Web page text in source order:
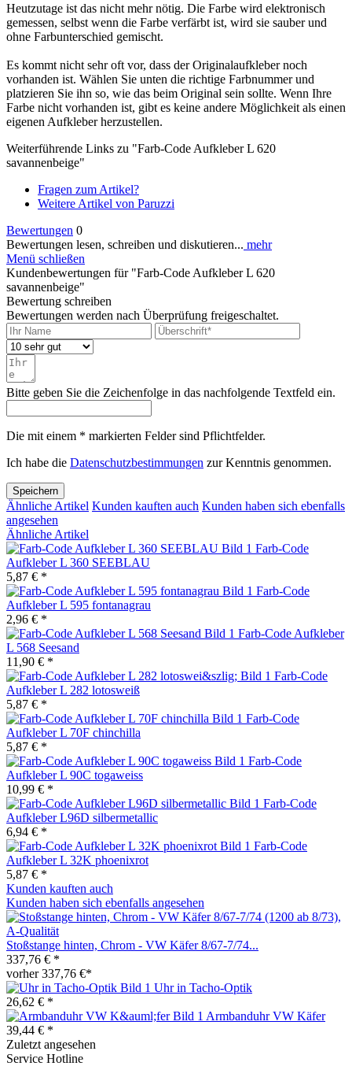
Heutzutage ist das nicht mehr nötig. Die Farbe wird elektronisch
gemessen, selbst wenn die Farbe verfärbt ist, wird sie sauber und
ohne Farbunterschied gemischt.
Es kommt nicht sehr oft vor, dass der Originalaufkleber noch
vorhanden ist. Wählen Sie unten die richtige Farbnummer und
platzieren Sie ihn so, wie das beim Original sein sollte. Wenn Ihre
Farbe nicht vorhanden ist, gibt es keine andere Möglichkeit als einen
eigenen Aufkleber herzustellen.
Weiterführende Links zu "Farb-Code Aufkleber L 620
savannenbeige"
Fragen zum Artikel?
Weitere Artikel von Paruzzi
Bewertungen 0
Bewertungen lesen, schreiben und diskutieren... mehr
Menü schließen
Kundenbewertungen für "Farb-Code Aufkleber L 620
savannenbeige"
Bewertung schreiben
Bewertungen werden nach Überprüfung freigeschaltet.
Bitte geben Sie die Zeichenfolge in das nachfolgende Textfeld ein.
Die mit einem * markierten Felder sind Pflichtfelder.
Ich habe die Datenschutzbestimmungen zur Kenntnis genommen.
Speichern
Ähnliche Artikel Kunden kauften auch Kunden haben sich ebenfalls
angesehen
Ähnliche Artikel
Farb-Code
Aufkleber L 360 SEEBLAU
5,87 € *
Farb-Code
Aufkleber L 595 fontanagrau
2,96 € *
Farb-Code Aufkleber
L 568 Seesand
11,90 € *
Farb-Code
Aufkleber L 282 lotosweiß
5,87 € *
Farb-Code
Aufkleber L 70F chinchilla
5,87 € *
Farb-Code
Aufkleber L 90C togaweiss
10,99 € *
Farb-Code
Aufkleber L96D silbermetallic
6,94 € *
Farb-Code
Aufkleber L 32K phoenixrot
5,87 € *
Kunden kauften auch
Kunden haben sich ebenfalls angesehen
Stoßstange hinten, Chrom - VW Käfer 8/67-7/74...
337,76 € *
vorher 337,76 €*
Uhr in Tacho-Optik
26,62 € *
Armbanduhr VW Käfer
39,44 € *
Zuletzt angesehen
Service Hotline